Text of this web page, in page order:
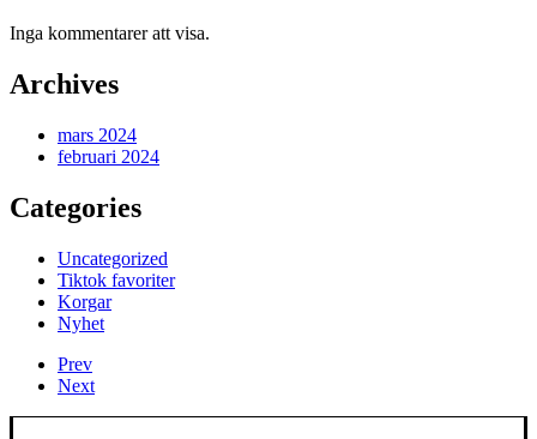
Inga kommentarer att visa.
Archives
mars 2024
februari 2024
Categories
Uncategorized
Tiktok favoriter
Korgar
Nyhet
Prev
Next